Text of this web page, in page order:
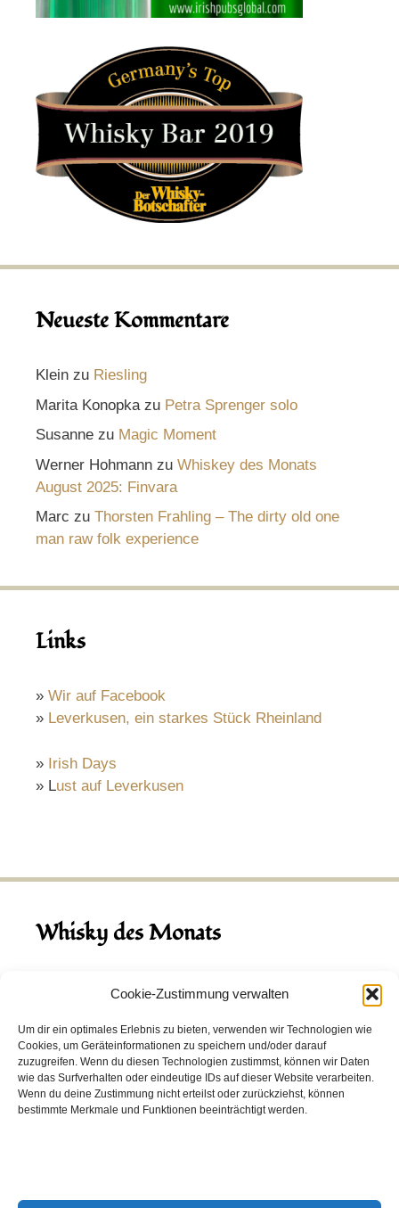
Cookie-Zustimmung verwalten
Um dir ein optimales Erlebnis zu bieten, verwenden wir Technologien wie
Cookies, um Geräteinformationen zu speichern und/oder darauf
zuzugreifen. Wenn du diesen Technologien zustimmst, können wir Daten
wie das Surfverhalten oder eindeutige IDs auf dieser Website verarbeiten.
Wenn du deine Zustimmung nicht erteilst oder zurückziehst, können
bestimmte Merkmale und Funktionen beeinträchtigt werden.
Neueste Kommentare
Klein zu Riesling
Marita Konopka zu Petra Sprenger solo
Susanne zu Magic Moment
Werner Hohmann zu Whiskey des Monats
August 2025: Finvara
Marc zu Thorsten Frahling – The dirty old one
man raw folk experience
Links
» Wir auf Facebook
» Leverkusen, ein starkes Stück Rheinland
» Irish Days
» Lust auf Leverkusen
Whisky des Monats
August 2026
Hinch Double Wood
Destillerie:Hinch(Irland)
Single Malt, 43.0%
Peated: Nein